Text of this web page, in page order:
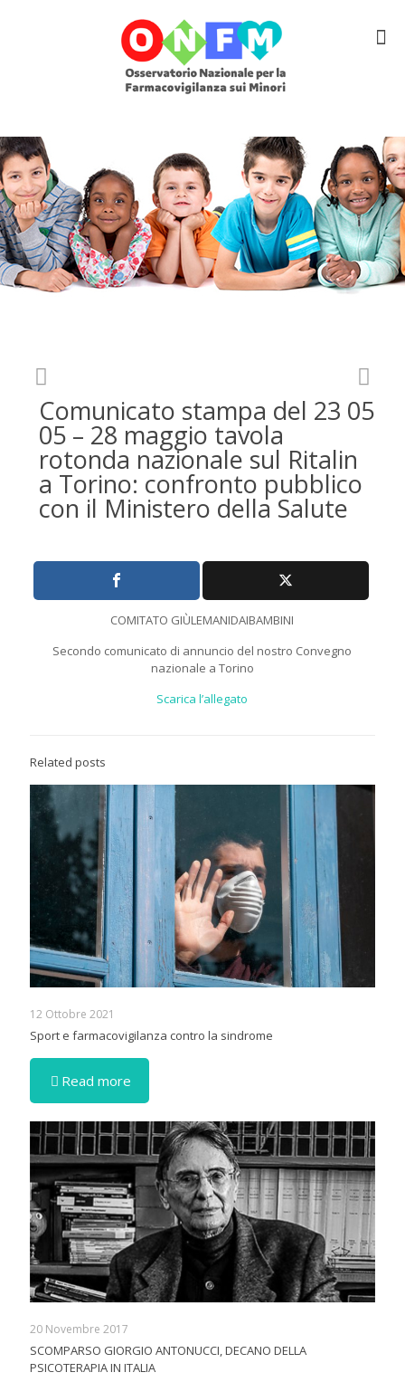
Comunicato stampa del 23 05
05 – 28 maggio tavola
rotonda nazionale sul Ritalin
a Torino: confronto pubblico
con il Ministero della Salute
COMITATO GIÙLEMANIDAIBAMBINI
Secondo comunicato di annuncio del nostro Convegno
nazionale a Torino
Scarica l’allegato
Related posts
12 Ottobre 2021
Sport e farmacovigilanza contro la sindrome
Read more
20 Novembre 2017
SCOMPARSO GIORGIO ANTONUCCI, DECANO DELLA
PSICOTERAPIA IN ITALIA